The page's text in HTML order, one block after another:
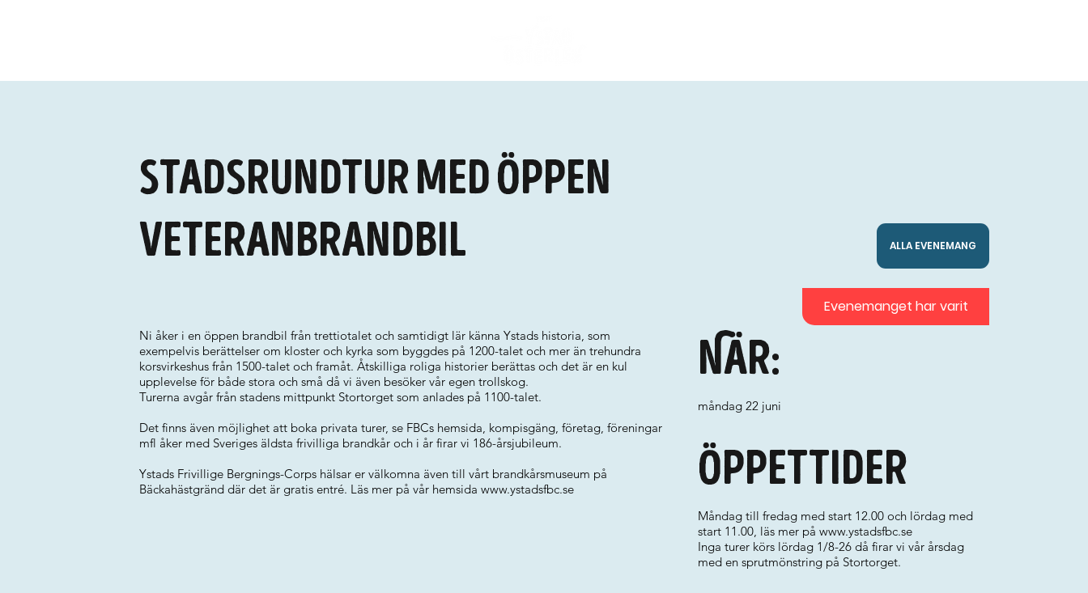
Stadsrundtur med öppen
veteranbrandbil
ALLA EVENEMANG
Ni åker i en öppen brandbil från trettiotalet och samtidigt lär känna Ystads historia, som
exempelvis berättelser om kloster och kyrka som byggdes på 1200-talet och mer än trehundra
korsvirkeshus från 1500-talet och framåt. Åtskilliga roliga historier berättas och det är en kul
upplevelse för både stora och små då vi även besöker vår egen trollskog.
Turerna avgår från stadens mittpunkt Stortorget som anlades på 1100-talet.
Det finns även möjlighet att boka privata turer, se FBCs hemsida, kompisgäng, företag, föreningar
mfl åker med Sveriges äldsta frivilliga brandkår och i år firar vi 186-årsjubileum.
Ystads Frivillige Bergnings-Corps hälsar er välkomna även till vårt brandkårsmuseum på
Bäckahästgränd där det är gratis entré. Läs mer på vår hemsida www.ystadsfbc.se
När:
måndag 22 juni
Öppettider
Måndag till fredag med start 12.00 och lördag med
start 11.00, läs mer på www.ystadsfbc.se
Inga turer körs lördag 1/8-26 då firar vi vår årsdag
med en sprutmönstring på Stortorget.
Evenemanget har varit